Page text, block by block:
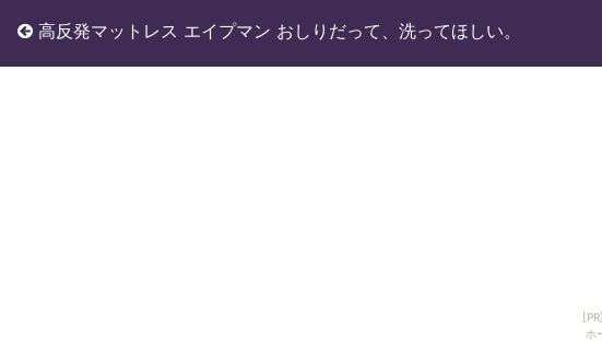
ホ
高反発マットレス エイプマン おしりだって、洗ってほしい。